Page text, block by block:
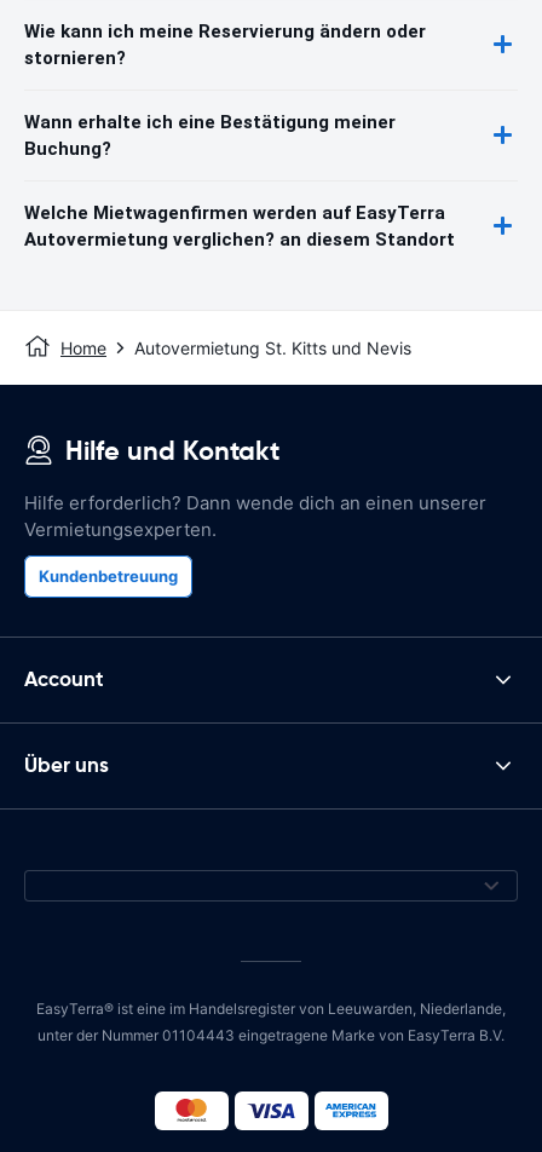
Wie kann ich meine Reservierung ändern oder
stornieren?
Wann erhalte ich eine Bestätigung meiner
Buchung?
Welche Mietwagenfirmen werden auf EasyTerra
Autovermietung verglichen? an diesem Standort
Home Autovermietung St. Kitts und Nevis
Hilfe und Kontakt
Hilfe erforderlich? Dann wende dich an einen unserer
Vermietungsexperten.
Kundenbetreuung
Account
Über uns
EasyTerra® ist eine im Handelsregister von Leeuwarden, Niederlande,
unter der Nummer 01104443 eingetragene Marke von EasyTerra B.V.